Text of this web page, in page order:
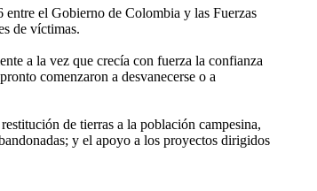
entre el Gobierno de Colombia y las Fuerzas
de víctimas.
a la vez que crecía con fuerza la confianza
comenzaron a desvanecerse o a
de tierras a la población campesina,
y el apoyo a los proyectos dirigidos